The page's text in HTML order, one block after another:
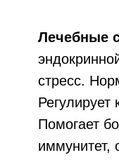
Лечебные
стресс.
Регулирует
Помогает
иммунитет,